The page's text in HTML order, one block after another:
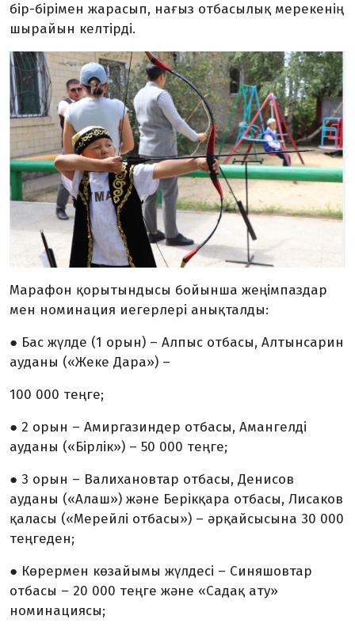
бір-бірімен жарасып, нағыз отбасылық мерекенің
шырайын келтірді.
Марафон қорытындысы бойынша жеңімпаздар
мен номинация иегерлері анықталды:
● Бас жүлде (1 орын) – Алпыс отбасы, Алтынсарин
ауданы («Жеке Дара») –
100 000 теңге;
● 2 орын – Амир­газиндер отбасы, Аман­гелді
ауданы («Бірлік») – 50 000 теңге;
● 3 орын – Валихановтар отбасы, Денисов
ауданы («Алаш») және Берікқара отбасы, Лисаков
қаласы («Мерейлі отба­сы») – әрқайсысына 30 000
теңгеден;
● Көрермен көзайымы жүлдесі – Си­ня­шовтар
отбасы – 20 000 теңге және «Садақ ату»
номинациясы;